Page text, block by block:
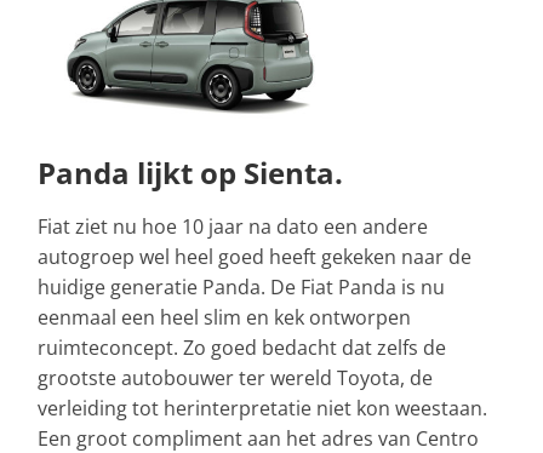
Panda lijkt op Sienta.
Fiat ziet nu hoe 10 jaar na dato een andere
autogroep wel heel goed heeft gekeken naar de
huidige generatie Panda. De Fiat Panda is nu
eenmaal een heel slim en kek ontworpen
ruimteconcept. Zo goed bedacht dat zelfs de
grootste autobouwer ter wereld Toyota, de
verleiding tot herinterpretatie niet kon weestaan.
Een groot compliment aan het adres van Centro